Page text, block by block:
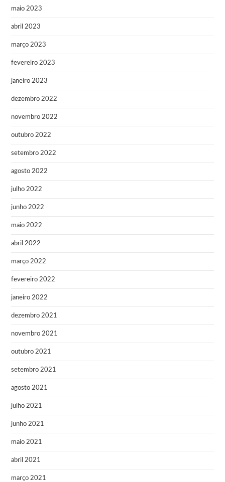
maio 2023
abril 2023
março 2023
fevereiro 2023
janeiro 2023
dezembro 2022
novembro 2022
outubro 2022
setembro 2022
agosto 2022
julho 2022
junho 2022
maio 2022
abril 2022
março 2022
fevereiro 2022
janeiro 2022
dezembro 2021
novembro 2021
outubro 2021
setembro 2021
agosto 2021
julho 2021
junho 2021
maio 2021
abril 2021
março 2021